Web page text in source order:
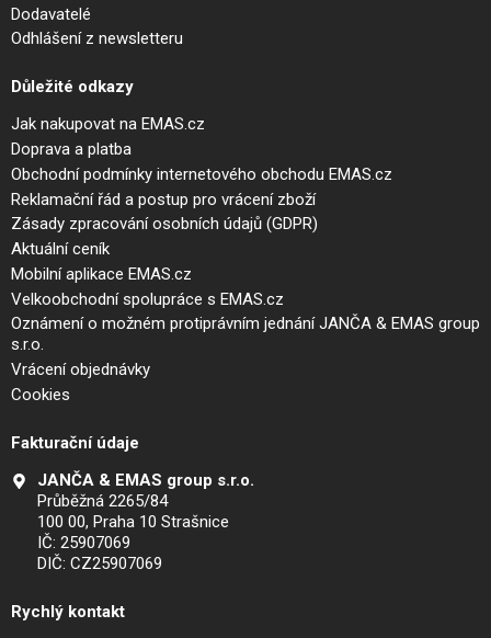
Dodavatelé
Odhlášení z newsletteru
Důležité odkazy
Jak nakupovat na EMAS.cz
Doprava a platba
Obchodní podmínky internetového obchodu EMAS.cz
Reklamační řád a postup pro vrácení zboží
Zásady zpracování osobních údajů (GDPR)
Aktuální ceník
Mobilní aplikace EMAS.cz
Velkoobchodní spolupráce s EMAS.cz
Oznámení o možném protiprávním jednání JANČA & EMAS group
s.r.o.
Vrácení objednávky
Cookies
Fakturační údaje
JANČA & EMAS group s.r.o.
Průběžná 2265/84
100 00, Praha 10 Strašnice
IČ: 25907069
DIČ: CZ25907069
Rychlý kontakt